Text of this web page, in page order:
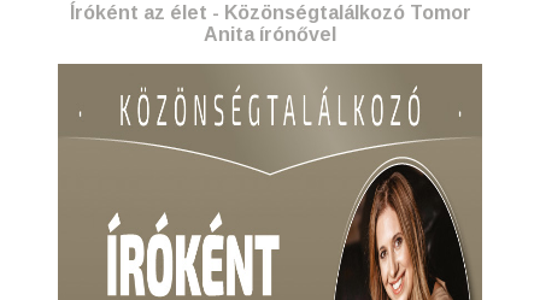
Íróként az élet - Közönségtalálkozó Tomor
Anita írónővel